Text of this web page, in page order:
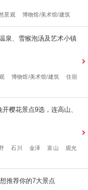
景观 博物馆/美术馆/建筑
泉、雪猴泡汤及艺术小镇
博物馆/美术馆/建筑
住宿
樱花景点9选，连高山、
石川 金泽 富山
观光
推荐你的7大景点